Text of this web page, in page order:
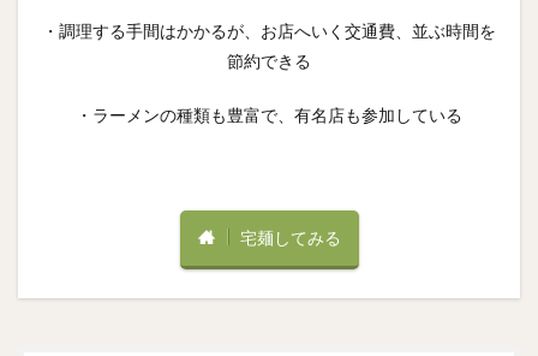
・調理する手間はかかるが、お店へいく交通費、並ぶ時間を
節約できる
・ラーメンの種類も豊富で、有名店も参加している
宅麺してみる